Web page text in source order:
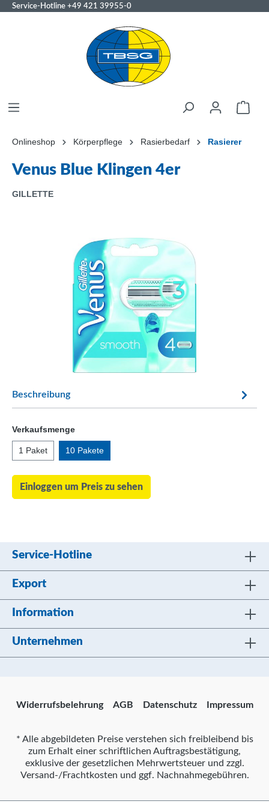
Service-Hotline +49 421 39955-0
Onlineshop Körperpflege Rasierbedarf Rasierer
Venus Blue Klingen 4er
GILLETTE
Beschreibung
Verkaufsmenge
1 Paket 10 Pakete
Einloggen um Preis zu sehen
Service-Hotline
Export
Information
Unternehmen
Widerrufsbelehrung AGB Datenschutz Impressum
* Alle abgebildeten Preise verstehen sich freibleibend bis
zum Erhalt einer schriftlichen Auftragsbestätigung,
exklusive der gesetzlichen Mehrwertsteuer und zzgl.
Versand-/Frachtkosten und ggf. Nachnahmegebühren.